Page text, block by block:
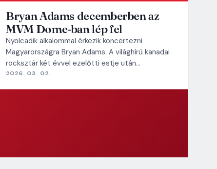
Bryan Adams decemberben az
MVM Dome-ban lép fel
Nyolcadik alkalommal érkezik koncertezni
Magyarországra Bryan Adams. A világhírű kanadai
rocksztár két évvel ezelőtti estje után…
2026. 03. 02.